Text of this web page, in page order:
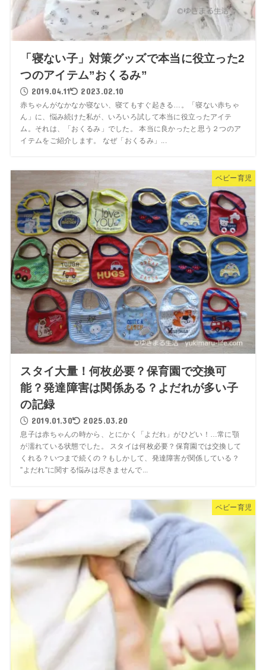
「寝ない子」対策グッズで本当に役立った2
つのアイテム”おくるみ”
2019.04.11 2023.02.10
赤ちゃんがなかなか寝ない、寝てもすぐ起きる…。「寝ない赤ちゃ
ん」に、悩み続けた私が、いろいろ試して本当に役立ったアイテ
ム。それは、「おくるみ」でした。 本当に良かったと思う２つのア
イテムをご紹介します。 なぜ「おくるみ」...
ベビー育児
スタイ大量！何枚必要？保育園で交換可
能？発達障害は関係ある？よだれが多い子
の記録
2019.01.30 2025.03.20
息子は赤ちゃんの時から、とにかく「よだれ」がひどい！…常に顎
が濡れている状態でした。 スタイは何枚必要？保育園では交換して
くれる？いつまで続くの？もしかして、発達障害が関係している？
”よだれ”に関する悩みは尽きませんで...
ベビー育児